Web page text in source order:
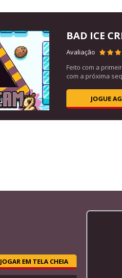
BAD ICE
Avaliação
Feito com a
com a próxima
JOGUE
JOGAR EM TELA CHEIA